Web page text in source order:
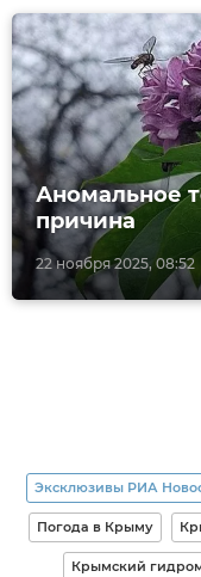
22 ноября 2025, 08:52
Аномальное
причина
Эксклюзивы РИА
Погода в Крыму
Крымский